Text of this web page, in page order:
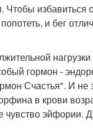
Чтобы избавиться
и бег
нагрузки
гормон -
Счастья". И не
в крови
чувство эйфории.